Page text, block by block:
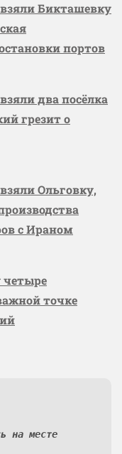
Бикташевку
портов
два посёлка
грезит о
Ольговку,
с Ираном
четыре
точке
на месте